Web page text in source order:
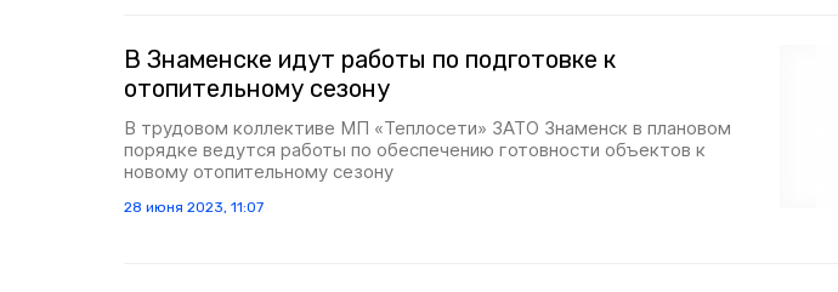
В Знаменске идут работы по подготовке к
отопительному сезону
В трудовом коллективе МП «Теплосети» ЗАТО Знаменск в плановом
порядке ведутся работы по обеспечению готовности объектов к
новому отопительному сезону
28 июня 2023, 11:07